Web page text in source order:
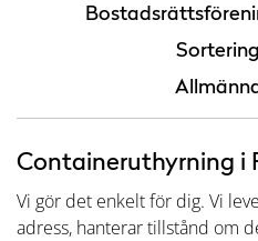
Containeruthyrning i
Vi gör det enkelt för dig. Vi
adress, hanterar tillstånd om